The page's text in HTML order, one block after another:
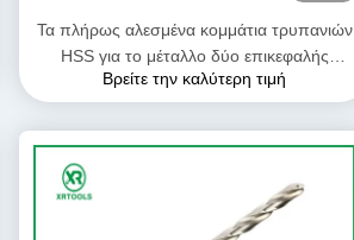
Τα πλήρως αλεσμένα κομμάτια τρυπανιών
HSS για το μέταλλο δύο επικεφαλής
διπλάσιο τελείωσαν το μέγεθος 2mm -
6mm
Βρείτε την καλύτερη τιμή